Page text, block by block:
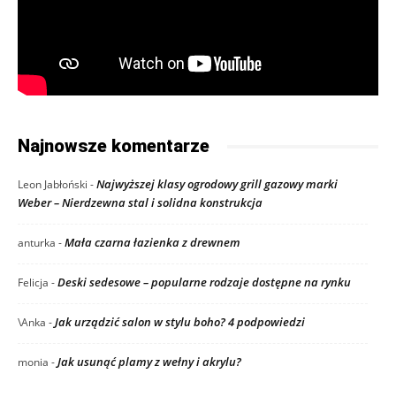
Najnowsze komentarze
Leon Jabłoński -Najwyższej klasy ogrodowy grill gazowy marki
Weber – Nierdzewna stal i solidna konstrukcja
anturka -Mała czarna łazienka z drewnem
Felicja -Deski sedesowe – popularne rodzaje dostępne na rynku
\Anka -Jak urządzić salon w stylu boho? 4 podpowiedzi
monia -Jak usunąć plamy z wełny i akrylu?